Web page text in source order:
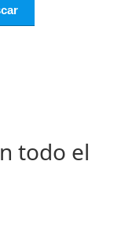
SUB
de Licencia
todo el